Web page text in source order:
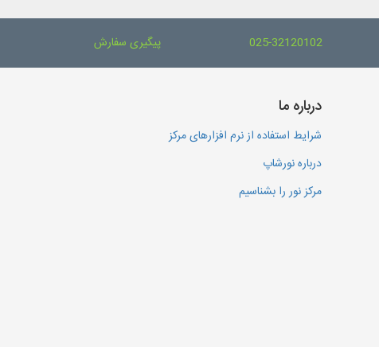
025-32120102 پیگیری سفارش
درباره ما
شرایط استفاده از نرم افزارهای مرکز
درباره نورشاپ
مرکز نور را بشناسیم